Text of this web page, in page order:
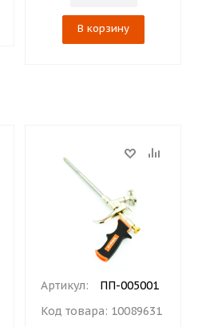
В корзину
Артикул:
ПП-005001
Код товара: 10089631